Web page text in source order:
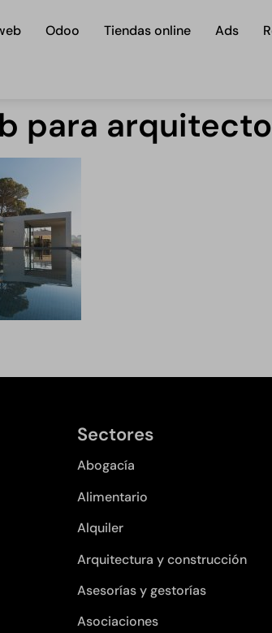
Odoo Tiendas online Ads
para
Sectores
Abogacía
Alimentario
Alquiler
Arquitectura y construcción
Asesorías y gestorías
Asociaciones